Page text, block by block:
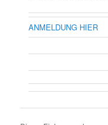
ANMELDUNG HIER